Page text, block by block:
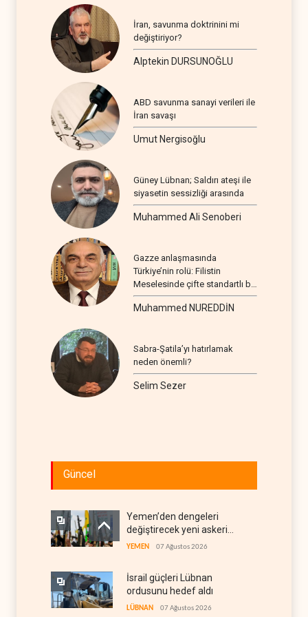
İran, savunma doktrinini mi
değiştiriyor?
Alptekin DURSUNOĞLU
ABD savunma sanayi verileri ile
İran savaşı
Umut Nergisoğlu
Güney Lübnan; Saldırı ateşi ile
siyasetin sessizliği arasında
Muhammed Ali Senoberi
Gazze anlaşmasında
Türkiye’nin rolü: Filistin
Meselesinde çifte standartlı bir
seyir
Muhammed NUREDDİN
Sabra-Şatila’yı hatırlamak
neden önemli?
Selim Sezer
Güncel
Yemen’den dengeleri
değiştirecek yeni askeri
denklem
YEMEN 07 Ağustos 2026
İsrail güçleri Lübnan
ordusunu hedef aldı
LÜBNAN 07 Ağustos 2026